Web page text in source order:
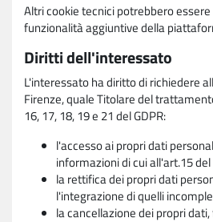
Altri cookie tecnici potrebbero
funzionalità aggiuntive della
Diritti dell'interessato
L'interessato ha diritto di richiedere
Firenze, quale Titolare del
16, 17, 18, 19 e 21 del GDPR:
l'accesso ai propri dati
informazioni di cui all'art.15 del
la rettifica dei propri dati
l'integrazione di quelli
la cancellazione dei propri